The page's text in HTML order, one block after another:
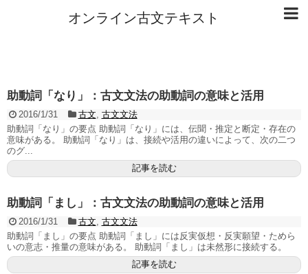
オンライン古文テキスト
助動詞「なり」：古文文法の助動詞の意味と活用
2016/1/31 古文, 古文文法
助動詞「なり」の要点 助動詞「なり」には、伝聞・推定と断定・存在の
意味がある。 助動詞「なり」は、接続や活用の違いによって、次の二つ
のグ...
記事を読む
助動詞「まし」：古文文法の助動詞の意味と活用
2016/1/31 古文, 古文文法
助動詞「まし」の要点 助動詞「まし」には反実仮想・反実願望・ためら
いの意志・推量の意味がある。 助動詞「まし」は未然形に接続する。
記事を読む